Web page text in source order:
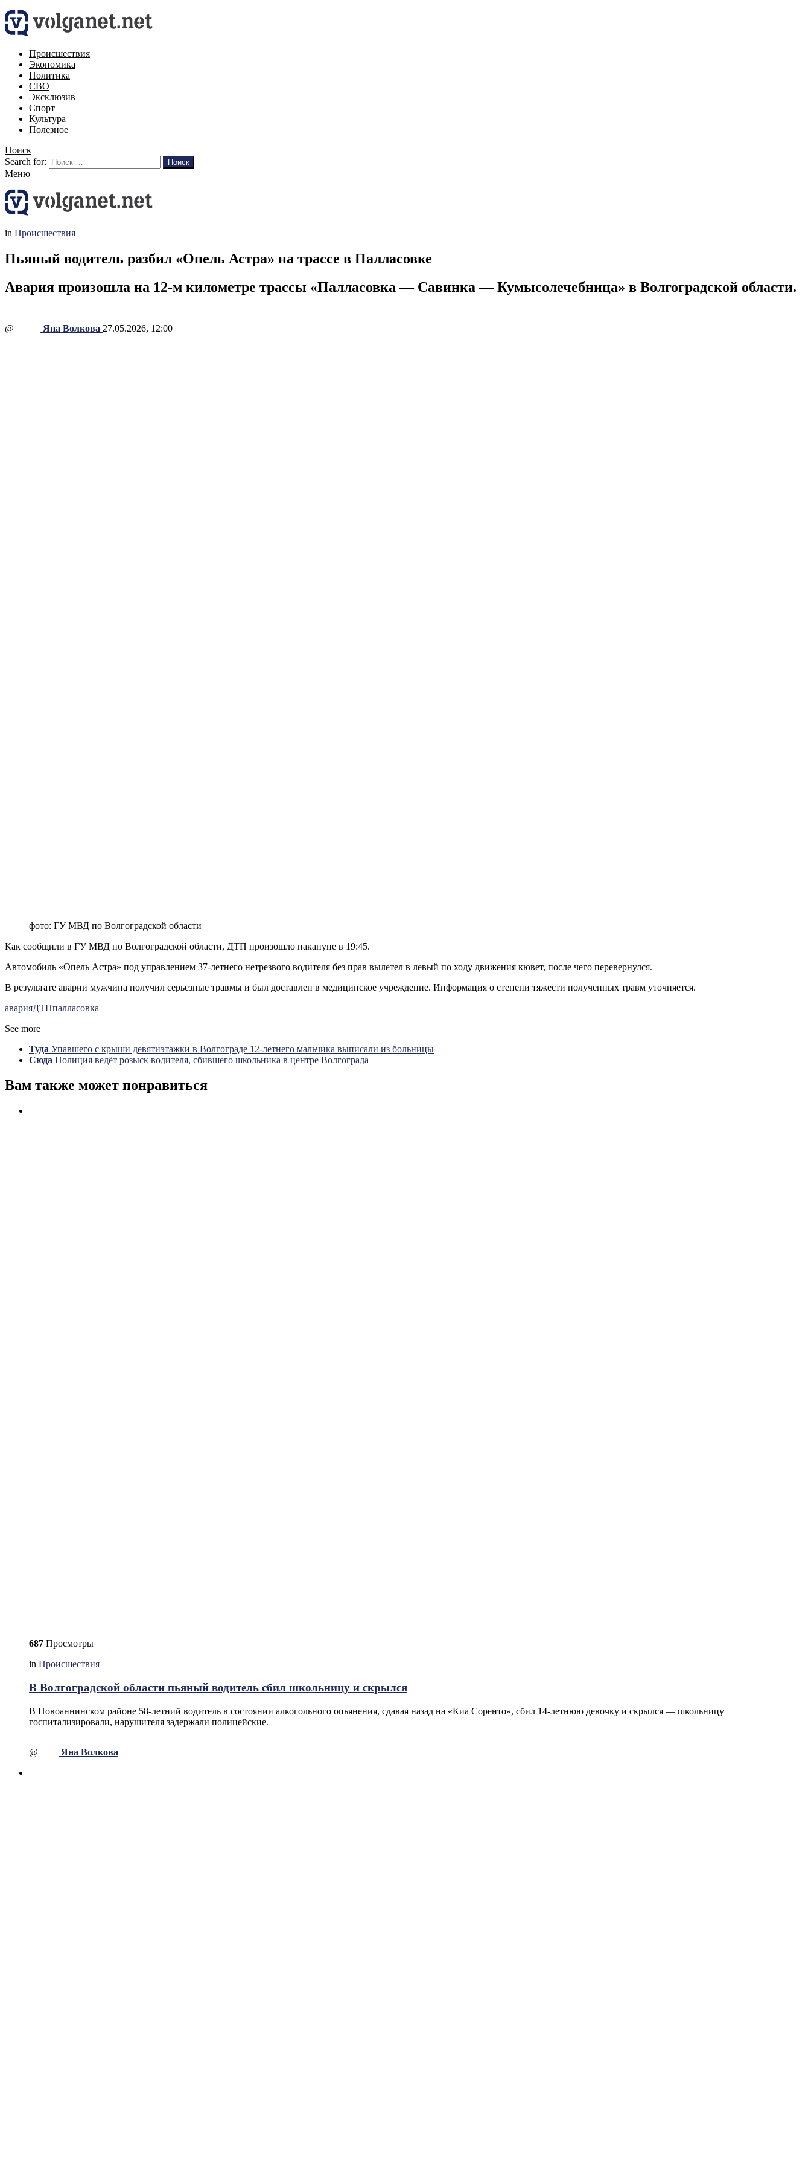
Происшествия
Экономика
Политика
СВО
Эксклюзив
Спорт
Культура
Полезное
Поиск
Search for:
Поиск
Меню
in Происшествия
Пьяный водитель разбил «Опель Астра» на трассе в Палласовке
Авария произошла на 12-м километре трассы «Палласовка — Савинка — Кумысолечебница» в Волгоградской области.
@ Яна Волкова 27.05.2026, 12:00
фото: ГУ МВД по Волгоградской области
Как сообщили в ГУ МВД по Волгоградской области, ДТП произошло накануне в 19:45.
Автомобиль «Опель Астра» под управлением 37-летнего нетрезвого водителя без прав вылетел в левый по ходу движения кювет, после чего перевернулся.
В результате аварии мужчина получил серьезные травмы и был доставлен в медицинское учреждение. Информация о степени тяжести полученных травм уточняется.
аварияДТПпалласовка
See more
Туда Упавшего с крыши девятиэтажки в Волгограде 12-летнего мальчика выписали из больницы
Сюда Полиция ведёт розыск водителя, сбившего школьника в центре Волгограда
Вам также может понравиться
687 Просмотры
in Происшествия
В Волгоградской области пьяный водитель сбил школьницу и скрылся
В Новоаннинском районе 58-летний водитель в состоянии алкогольного опьянения, сдавая назад на «Киа Соренто», сбил 14-летнюю девочку и скрылся — школьницу
госпитализировали, нарушителя задержали полицейские.
@ Яна Волкова